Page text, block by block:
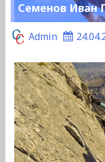
Семенов Иван
Admin